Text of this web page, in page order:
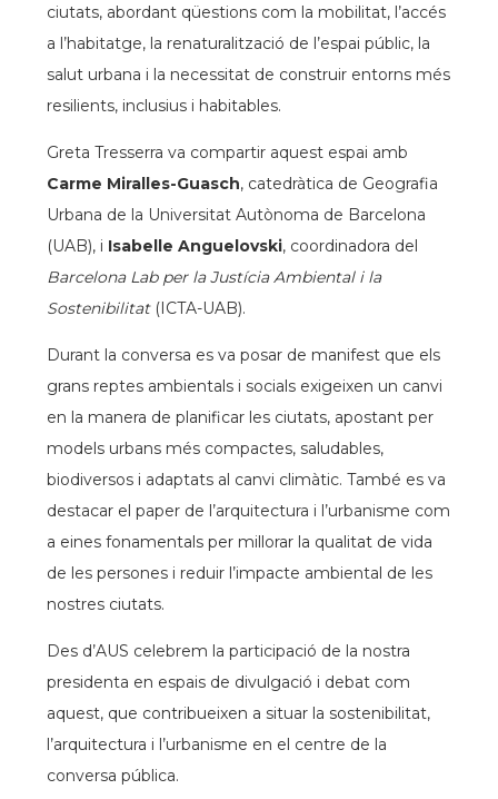
ciutats, abordant qüestions com la mobilitat, l’accés
a l’habitatge, la renaturalització de l’espai públic, la
salut urbana i la necessitat de construir entorns més
resilients, inclusius i habitables.
Greta Tresserra va compartir aquest espai amb
Carme Miralles-Guasch, catedràtica de Geografia
Urbana de la Universitat Autònoma de Barcelona
(UAB), i Isabelle Anguelovski, coordinadora del
Barcelona Lab per la Justícia Ambiental i la
Sostenibilitat(ICTA-UAB).
Durant la conversa es va posar de manifest que els
grans reptes ambientals i socials exigeixen un canvi
en la manera de planificar les ciutats, apostant per
models urbans més compactes, saludables,
biodiversos i adaptats al canvi climàtic. També es va
destacar el paper de l’arquitectura i l’urbanisme com
a eines fonamentals per millorar la qualitat de vida
de les persones i reduir l’impacte ambiental de les
nostres ciutats.
Des d’AUS celebrem la participació de la nostra
presidenta en espais de divulgació i debat com
aquest, que contribueixen a situar la sostenibilitat,
l’arquitectura i l’urbanisme en el centre de la
conversa pública.